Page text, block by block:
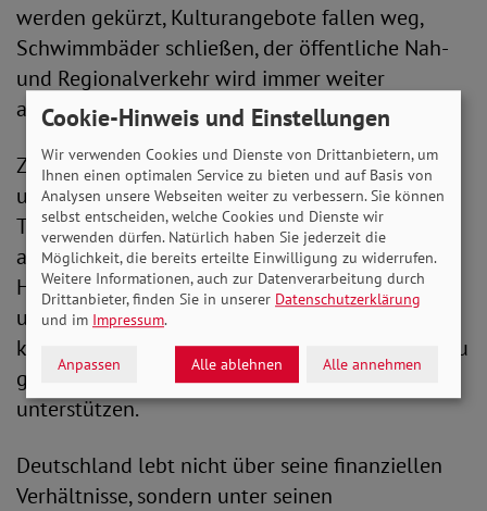
werden gekürzt, Kulturangebote fallen weg,
Schwimmbäder schließen, der öffentliche Nah-
und Regionalverkehr wird immer weiter
ausgedünnt.
Zudem erfordern die konfrontative Wirtschafts-
und Handelspolitik der USA unter Präsident
Trump und der wachsende Wettbewerbsdruck
aus China eine stärkere finanzpolitische
Handlungsfähigkeit auf nationaler, europäischer
und internationaler Ebene, um den Aufbau einer
klimaneutralen und resilienten Industrie nicht zu
gefährden und durch Investitionen zu
unterstützen.
Deutschland lebt nicht über seine finanziellen
Verhältnisse, sondern unter seinen
Cookie-Hinweis und Einstellungen
Wir verwenden Cookies und Dienste von Drittanbietern, um
Ihnen einen optimalen Service zu bieten und auf Basis von
Analysen unsere Webseiten weiter zu verbessern. Sie können
selbst entscheiden, welche Cookies und Dienste wir
verwenden dürfen. Natürlich haben Sie jederzeit die
Möglichkeit, die bereits erteilte Einwilligung zu widerrufen.
Weitere Informationen, auch zur Datenverarbeitung durch
Drittanbieter, finden Sie in unserer Datenschutzerklärung
und im Impressum.
Anpassen Alle ablehnen Alle annehmen